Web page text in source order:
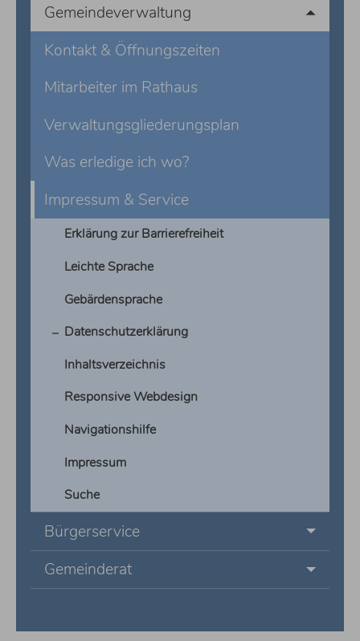
Gemeindeverwaltung
Kontakt & Öffnungszeiten
Mitarbeiter im Rathaus
Verwaltungsgliederungsplan
Was erledige ich wo?
Impressum & Service
Erklärung zur Barrierefreiheit
Leichte Sprache
Gebärdensprache
Datenschutzerklärung
Inhaltsverzeichnis
Responsive Webdesign
Navigationshilfe
Impressum
Suche
Bürgerservice
Gemeinderat